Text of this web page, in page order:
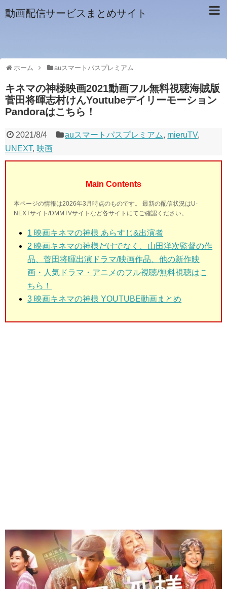
動画配信サービスまとめサイト
ホーム auスマートパスプレミアム
キネマの神様映画2021動画フル無料視聴海賊版
菅田将暉志村けんYoutubeデイリーモーション
Pandoraはこちら！
2021/8/4 auスマートパスプレミアム, mieruTV,
UNEXT, 映画
Main Contents
本ページの情報は2026年3月時点のものです。 最新の配信状況はU-
NEXTサイト/DMMTVサイトなど各サイトにてご確認ください。
1 映画キネマの神様 あらすじ&出演者
2 映画キネマの神様だけでなく、山田洋次監督の作
品、菅田将暉出演ドラマ/映画作品、他の新作映
画・人気ドラマ・アニメのフル視聴/無料視聴はこ
ちら！
3 映画キネマの神様 YOUTUBE動画まとめ